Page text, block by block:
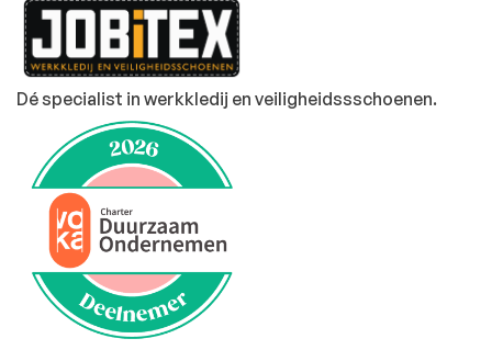
Dé specialist in werkkledij en veiligheidssschoenen.